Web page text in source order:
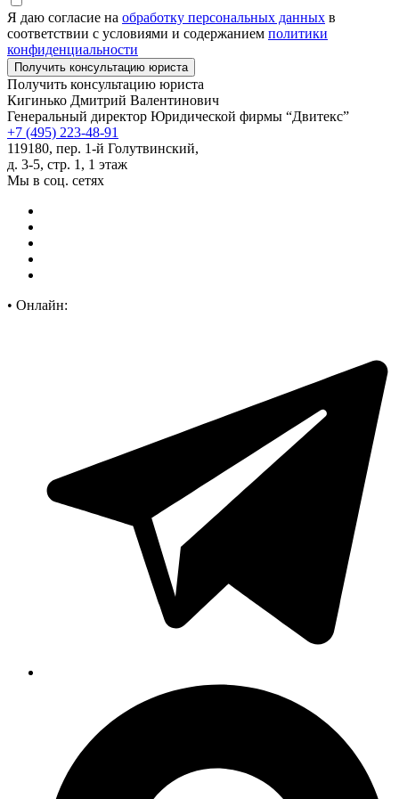
Я даю согласие на обработку персональных данных в
соответствии с условиями и содержанием политики
конфиденциальности
Получить консультацию юриста
Кигинько Дмитрий Валентинович
Генеральный директор Юридической фирмы “Двитекс”
+7 (495) 223-48-91
119180, пер. 1-й Голутвинский,
д. 3-5, стр. 1, 1 этаж
Мы в соц. сетях
• Онлайн: